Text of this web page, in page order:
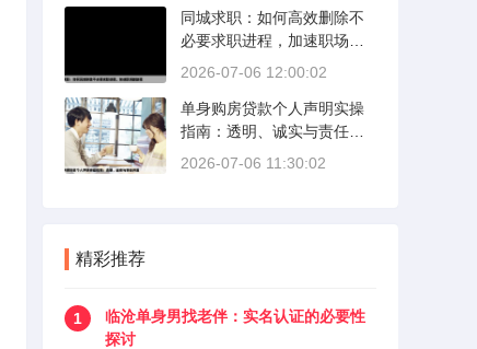
同城求职：如何高效删除不
必要求职进程，加速职场新
旅程
2026-07-06 12:00:02
单身购房贷款个人声明实操
指南：透明、诚实与责任并
重
2026-07-06 11:30:02
精彩推荐
1
临沧单身男找老伴：实名认证的必要性
探讨